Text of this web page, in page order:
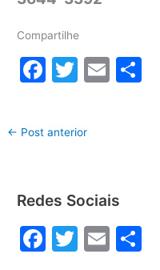
Compartilhe
F
e
o
o
k
T
er
E
← Post anterior
Redes Sociais
F
T
E